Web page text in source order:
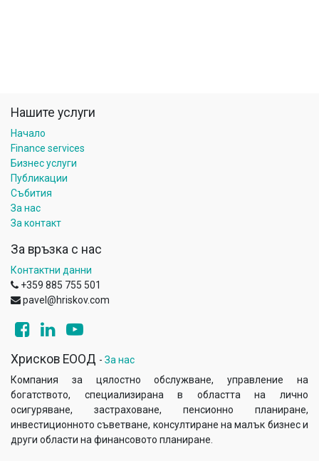
Нашите услуги
Начало
Finance services
Бизнес услуги
Публикации
Събития
За нас
За контакт
За връзка с нас
Контактни данни
+359 885 755 501
pavel@hriskov.com
Хрисков ЕООД - За нас
Компания за цялостно обслужване, управление на
богатството, специализирана в областта на лично
осигуряване, застраховане, пенсионно планиране,
инвестиционното съветване, консултиране на малък бизнес и
други области на финансовото планиране.